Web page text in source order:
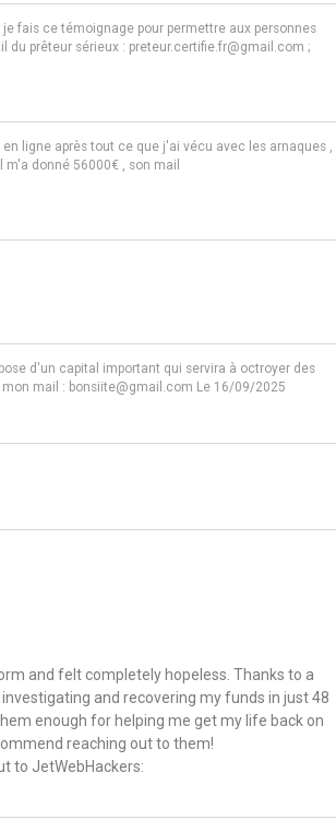
fais ce témoignage pour permettre aux personnes
prêteur sérieux : preteur.certifie.fr@gmail.com ;
ligne après tout ce que j'ai vécu avec les arnaques ,
donné 56000€ , son mail
d'un capital important qui servira à octroyer des
mail : bonsiite@gmail.com Le 16/09/2025
and felt completely hopeless. Thanks to a
and recovering my funds in just 48
enough for helping me get my life back on
reaching out to them!
to JetWebHackers: